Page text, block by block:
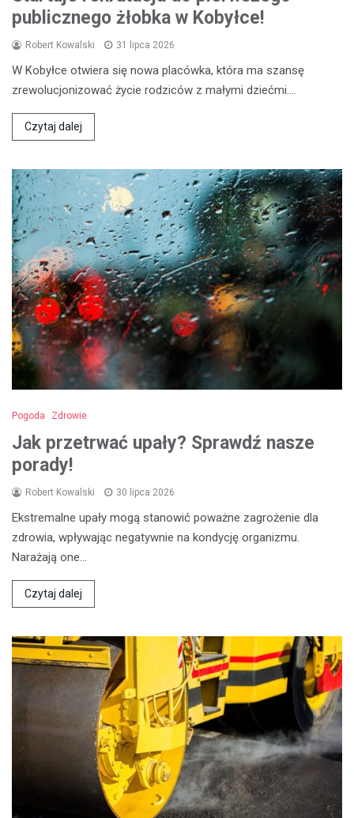
publicznego żłobka w Kobyłce!
Robert Kowalski 31 lipca 2026
W Kobyłce otwiera się nowa placówka, która ma szansę
zrewolucjonizować życie rodziców z małymi dziećmi.…
Czytaj dalej
Pogoda Zdrowie
Jak przetrwać upały? Sprawdź nasze
porady!
Robert Kowalski 30 lipca 2026
Ekstremalne upały mogą stanowić poważne zagrożenie dla
zdrowia, wpływając negatywnie na kondycję organizmu.
Narażają one…
Czytaj dalej